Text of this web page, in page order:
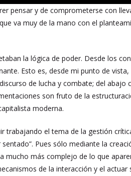
pensar y de comprometerse con
va muy de la mano con el
la lógica de poder. Desde los
Esto es, desde mi punto de
de lucha y combate; del abajo
son fruto de la
moderna.
trabajando el tema de la gestión
Pues sólo mediante la
más complejo de lo que
de la interacción y el actuar